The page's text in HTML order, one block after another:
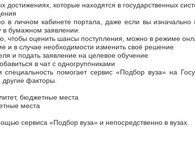
достижениях, которые находятся в государственных
в личном кабинете портала, даже если вы
в бумажном заявлении.
чтобы оценить шансы поступления, можно в режиме
и в случае необходимости изменить своё решение
и подать заявление на целевое обучение
в чат с одногруппниками
помогает сервис «Подбор вуза» на
факторы.
бюджетные места
места
сервиса «Подбор вуза» и непосредственно в вузах.